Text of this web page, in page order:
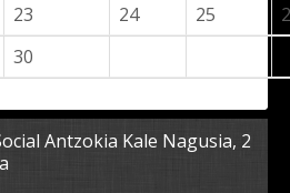
23 24 25
30
Antzokia Kale Nagusia, 2